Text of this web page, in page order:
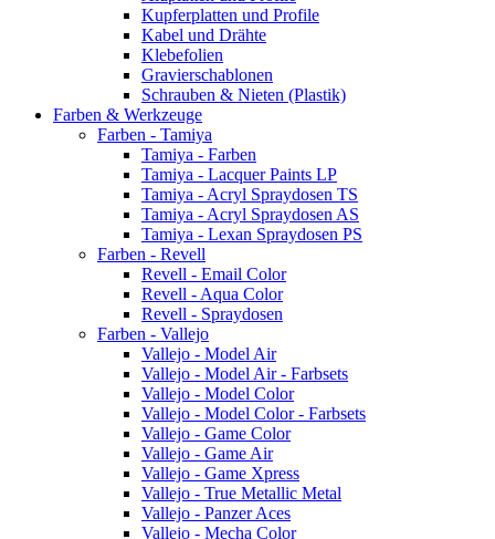
Kupferplatten und Profile
Kabel und Drähte
Klebefolien
Gravierschablonen
Schrauben & Nieten (Plastik)
Farben & Werkzeuge
Farben - Tamiya
Tamiya - Farben
Tamiya - Lacquer Paints LP
Tamiya - Acryl Spraydosen TS
Tamiya - Acryl Spraydosen AS
Tamiya - Lexan Spraydosen PS
Farben - Revell
Revell - Email Color
Revell - Aqua Color
Revell - Spraydosen
Farben - Vallejo
Vallejo - Model Air
Vallejo - Model Air - Farbsets
Vallejo - Model Color
Vallejo - Model Color - Farbsets
Vallejo - Game Color
Vallejo - Game Air
Vallejo - Game Xpress
Vallejo - True Metallic Metal
Vallejo - Panzer Aces
Vallejo - Mecha Color